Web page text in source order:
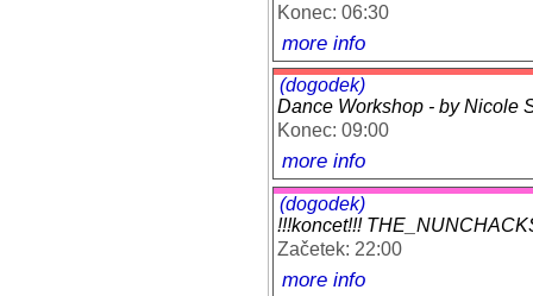
Konec: 06:30
more info
(dogodek)
Dance Workshop - by Nicole
Konec: 09:00
more info
(dogodek)
!!!koncet!!!
Začetek: 22:00
more info